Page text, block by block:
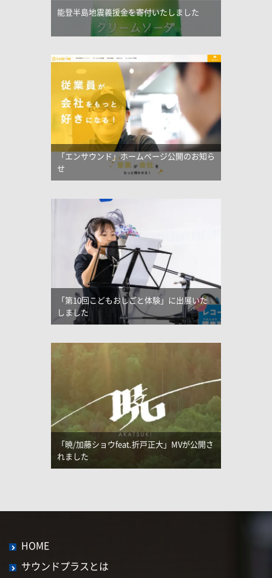
能登半島地震義援金を寄付いたしました
「エンサウンド」ホームページ公開のお知ら
せ
「第10回こどもおしごと体験」に出展いた
しました
「暁/加藤ショウfeat.折戸正大」MVが公開さ
れました
HOME
サウンドプラスとは